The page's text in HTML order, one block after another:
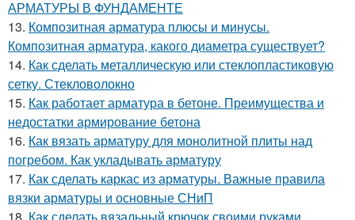
АРМАТУРЫ В ФУНДАМЕНТЕ
13. Композитная арматура плюсы и минусы.
Композитная арматура, какого диаметра существует?
14. Как сделать металлическую или стеклопластиковую
сетку. Стекловолокно
15. Как работает арматура в бетоне. Преимущества и
недостатки армирование бетона
16. Как вязать арматуру для монолитной плиты над
погребом. Как укладывать арматуру
17. Как сделать каркас из арматуры. Важные правила
вязки арматуры и основные СНиП